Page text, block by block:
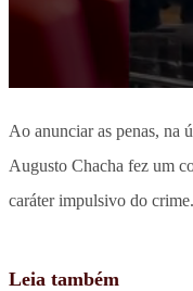
Ao anunciar as penas, na
Augusto Chacha fez um
caráter impulsivo do crime.
Leia também